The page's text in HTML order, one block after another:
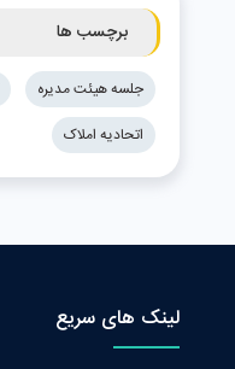
برچسب ها
جلسه هیئت مدیره
اتحادیه املاک
لینک های سریع